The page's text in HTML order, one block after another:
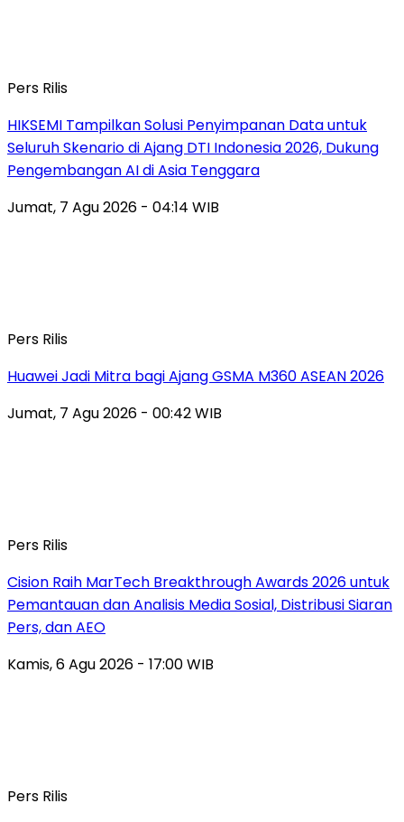
Pers Rilis
HIKSEMI Tampilkan Solusi Penyimpanan Data untuk
Seluruh Skenario di Ajang DTI Indonesia 2026, Dukung
Pengembangan AI di Asia Tenggara
Jumat, 7 Agu 2026 - 04:14 WIB
Pers Rilis
Huawei Jadi Mitra bagi Ajang GSMA M360 ASEAN 2026
Jumat, 7 Agu 2026 - 00:42 WIB
Pers Rilis
Cision Raih MarTech Breakthrough Awards 2026 untuk
Pemantauan dan Analisis Media Sosial, Distribusi Siaran
Pers, dan AEO
Kamis, 6 Agu 2026 - 17:00 WIB
Pers Rilis